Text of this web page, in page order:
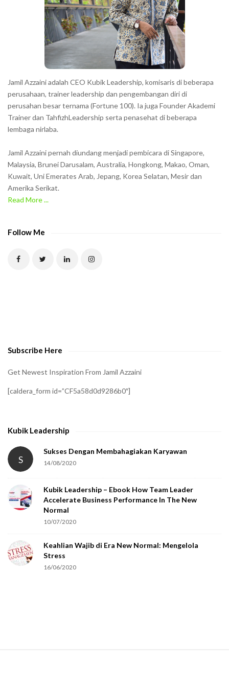
Jamil Azzaini adalah CEO Kubik Leadership, komisaris di beberapa
perusahaan, trainer leadership dan pengembangan diri di
perusahan besar ternama (Fortune 100). Ia juga Founder Akademi
Trainer dan TahfizhLeadership serta penasehat di beberapa
lembaga nirlaba.
Jamil Azzaini pernah diundang menjadi pembicara di Singapore,
Malaysia, Brunei Darusalam, Australia, Hongkong, Makao, Oman,
Kuwait, Uni Emerates Arab, Jepang, Korea Selatan, Mesir dan
Amerika Serikat.
Read More ...
Follow Me
Subscribe Here
Get Newest Inspiration From Jamil Azzaini
[caldera_form id=”CF5a58d0d9286b0″]
Kubik Leadership
S
Sukses Dengan Membahagiakan Karyawan
14/08/2020
Kubik Leadership – Ebook How Team Leader
Accelerate Business Performance In The New
Normal
10/07/2020
Keahlian Wajib di Era New Normal: Mengelola
Stress
16/06/2020